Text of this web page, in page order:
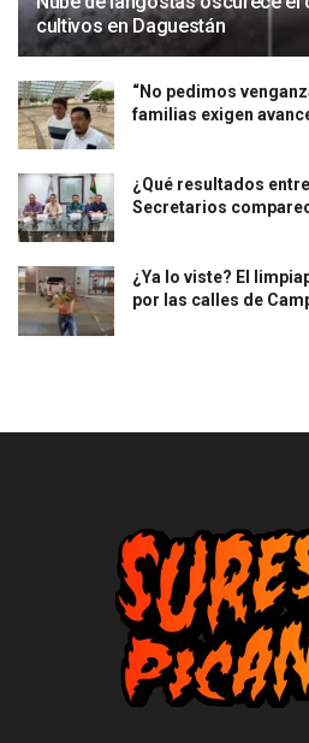
cultivos en Daguestán
“No pedimos
familias exigen
¿Qué resultados
Secretarios
¿Ya lo viste? El
por las calles de